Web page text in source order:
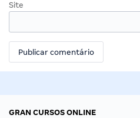
Site
GRAN CURSOS ONLINE